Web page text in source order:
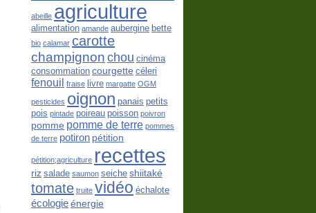
abeille agriculture
alimentation amande aubergine bette
bio calamar carotte
champignon chou cinéma
consommation courgette céleri
fenouil fraise livre margatte OGM
pesticides oignon panais petits
pois pintade poireau poisson poivron
pomme pomme de terre pommes
de terre potiron pétition
pétition;agriculture recettes
riz salade saumon seiche shiitaké
tomate truite vidéo échalote
écologieénergie